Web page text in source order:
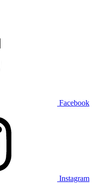
Facebook
Instagram